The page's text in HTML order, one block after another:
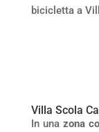
bicicletta a
Villa Scola
In una zona